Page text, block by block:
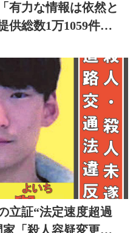
有力な情報は依然と
供総数1万1059件
立証“法定速度超過
「殺人容疑変更は